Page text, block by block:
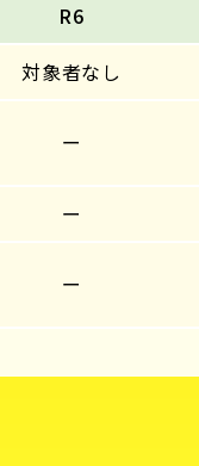
R6
対象者なし
ー
ー
ー